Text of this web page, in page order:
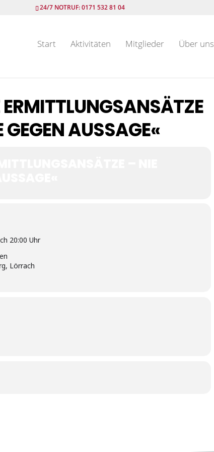
24/7 NOTRUF: 0171 532 81 04
Start Aktivitäten Mitglieder Über uns
AUSSAGE«
20:00 Uhr
Lörrach